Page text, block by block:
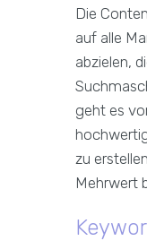
Die
auf alle
abzielen,
geht es
zu
Mehrwert